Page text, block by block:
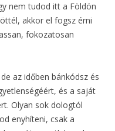
nem tudod itt a Földön
akkor el fogsz érni
fokozatosan
az időben bánkódsz és
és a saját
Olyan sok dologtól
enyhíteni, csak a